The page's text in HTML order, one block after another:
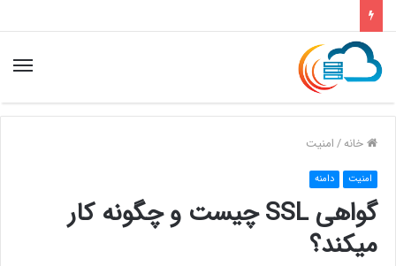
خانه/امنیت
امنیت دامنه
گواهی SSL چیست و چگونه کار
میکند؟